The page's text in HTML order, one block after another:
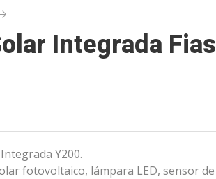
Integrada
Y200.
fotovoltaico, lámpara LED, sensor de